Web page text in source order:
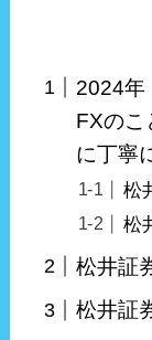
2024
FXのこ
に丁寧
松
松
松井証
松井証